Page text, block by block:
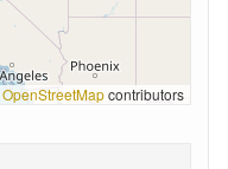
OpenStreetMapcontributors